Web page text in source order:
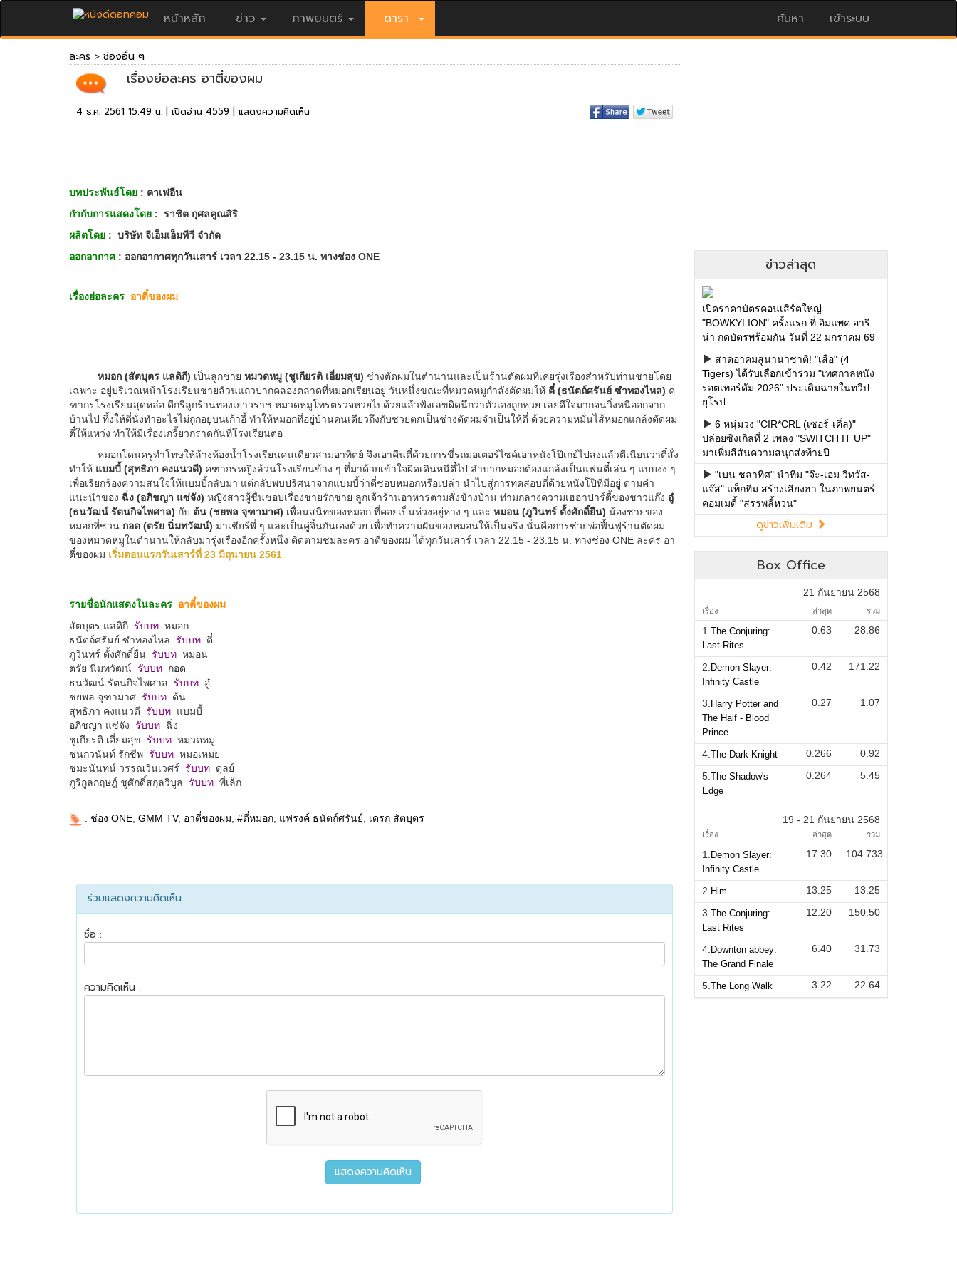
หน้าหลัก ข่าว ภาพยนตร์ ดารา ค้นหา เข้าระบบ
ข่าวล่าสุด
เปิดราคาบัตรคอนเสิร์ตใหญ่
"BOWKYLION" ครั้งแรก ที่ อิมแพค อารี
น่า กดบัตรพร้อมกัน วันที่ 22 มกราคม 69
สาดอาคมสู่นานาชาติ! "เสือ" (4
Tigers) ได้รับเลือกเข้าร่วม "เทศกาลหนัง
รอตเทอร์ดัม 2026" ประเดิมฉายในทวีป
ยุโรป
6 หนุ่มวง "CIR*CRL (เซอร์-เคิ่ล)"
ปล่อยซิงเกิลที่ 2 เพลง "SWITCH IT UP"
มาเพิ่มสีสันความสนุกส่งท้ายปี
"เบน ชลาทิศ" นำทีม "จ๊ะ-เอม วิทวัส-
แจ๊ส" แท็กทีม สร้างเสียงฮา ในภาพยนตร์
คอมเมดี้ "สรรพลี้หวน"
ดูข่าวเพิ่มเติม
Box Office
21 กันยายน 2568
เรื่อง ล่าสุด รวม
1. The Conjuring:
Last Rites
0.63 28.86
2. Demon Slayer:
Infinity Castle
0.42 171.22
3. Harry Potter and
The Half - Blood
Prince
0.27 1.07
4. The Dark Knight 0.266
0.92
5. The Shadow's
Edge
0.264 5.45
19 - 21 กันยายน 2568
เรื่อง ล่าสุด รวม
1. Demon Slayer:
Infinity Castle
17.30 104.733
2. Him 13.25
13.25
3. The Conjuring:
Last Rites
12.20 150.50
4. Downton abbey:
The Grand Finale
6.40 31.73
5. The Long Walk 3.22 22.64